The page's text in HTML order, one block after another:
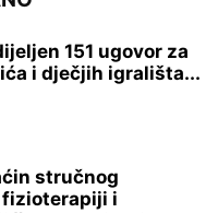
151 ugovor za
i dječjih igrališta...
stručnog
i